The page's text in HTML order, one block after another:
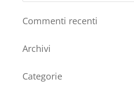
Commenti recenti
Archivi
Categorie